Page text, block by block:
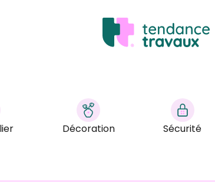
Décoration Sécurité